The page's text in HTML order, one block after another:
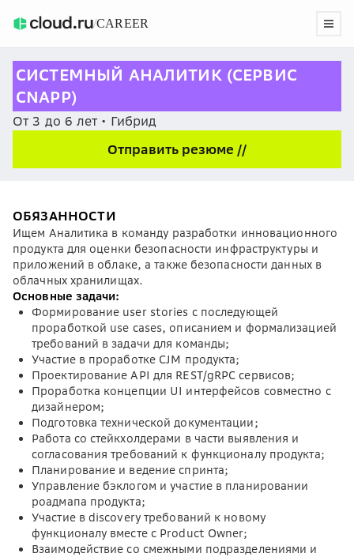
/CAREER
СИСТЕМНЫЙ АНАЛИТИК (СЕРВИС
CNAPP)
От 3 до 6 лет • Гибрид
Отправить резюме //
ОБЯЗАННОСТИ
Ищем Аналитика в команду разработки инновационного
продукта для оценки безопасности инфраструктуры и
приложений в облаке, а также безопасности данных в
облачных хранилищах.
Основные задачи:
Формирование user stories с последующей
проработкой use cases, описанием и формализацией
требований в задачи для команды;
Участие в проработке CJM продукта;
Проектирование API для REST/gRPC сервисов;
Проработка концепции UI интерфейсов совместно с
дизайнером;
Подготовка технической документации;
Работа со стейкхолдерами в части выявления и
согласования требований к функционалу продукта;
Планирование и ведение спринта;
Управление бэклогом и участие в планировании
роадмапа продукта;
Участие в discovery требований к новому
функционалу вместе с Product Owner;
Взаимодействие со смежными подразделениями и